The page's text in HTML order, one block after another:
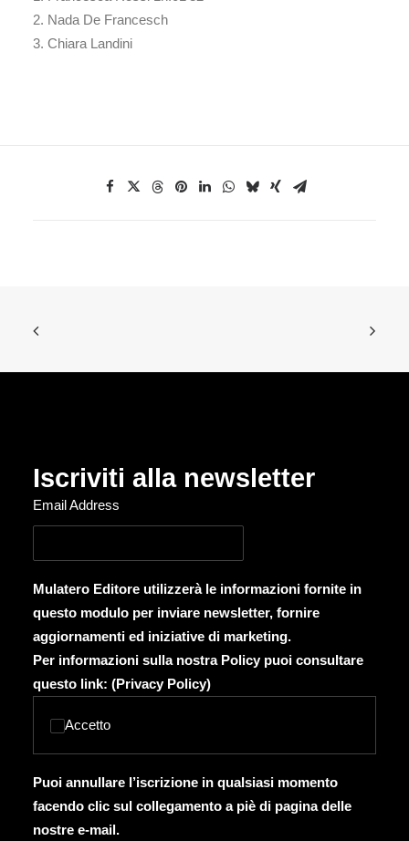
2. Nada De Francesch
3. Chiara Landini
Iscriviti alla newsletter
Email Address
Mulatero Editore utilizzerà le informazioni fornite in
questo modulo per inviare newsletter, fornire
aggiornamenti ed iniziative di marketing.
Per informazioni sulla nostra Policy puoi consultare
questo link: (Privacy Policy)
Accetto
Puoi annullare l’iscrizione in qualsiasi momento
facendo clic sul collegamento a piè di pagina delle
nostre e-mail.